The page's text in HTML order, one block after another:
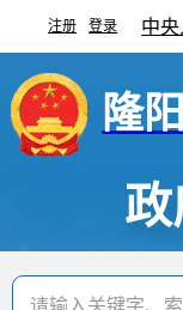
注册 登录 中
隆